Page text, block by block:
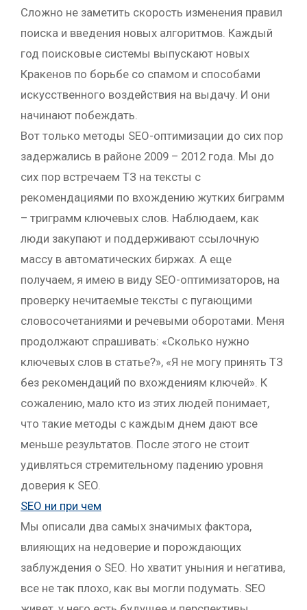
Сложно не заметить скорость изменения правил
поиска и введения новых алгоритмов. Каждый
год поисковые системы выпускают новых
Кракенов по борьбе со спамом и способами
искусственного воздействия на выдачу. И они
начинают побеждать.
Вот только методы SEO-оптимизации до сих пор
задержались в районе 2009 – 2012 года. Мы до
сих пор встречаем ТЗ на тексты с
рекомендациями по вхождению жутких биграмм
– триграмм ключевых слов. Наблюдаем, как
люди закупают и поддерживают ссылочную
массу в автоматических биржах. А еще
получаем, я имею в виду SEO-оптимизаторов, на
проверку нечитаемые тексты с пугающими
словосочетаниями и речевыми оборотами. Меня
продолжают спрашивать: «Сколько нужно
ключевых слов в статье?», «Я не могу принять ТЗ
без рекомендаций по вхождениям ключей». К
сожалению, мало кто из этих людей понимает,
что такие методы с каждым днем дают все
меньше результатов. После этого не стоит
удивляться стремительному падению уровня
доверия к SEO.
SEO ни при чем
Мы описали два самых значимых фактора,
влияющих на недоверие и порождающих
заблуждения о SEO. Но хватит уныния и негатива,
все не так плохо, как вы могли подумать. SEO